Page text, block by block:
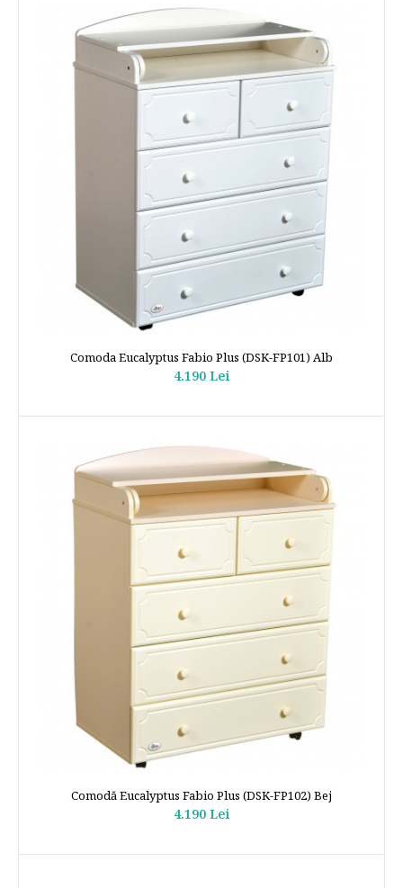
Comoda Eucalyptus Fabio Plus (DSK-FP101) Alb
4.190 Lei
Comodă Eucalyptus Fabio Plus (DSK-FP102) Bej
4.190 Lei